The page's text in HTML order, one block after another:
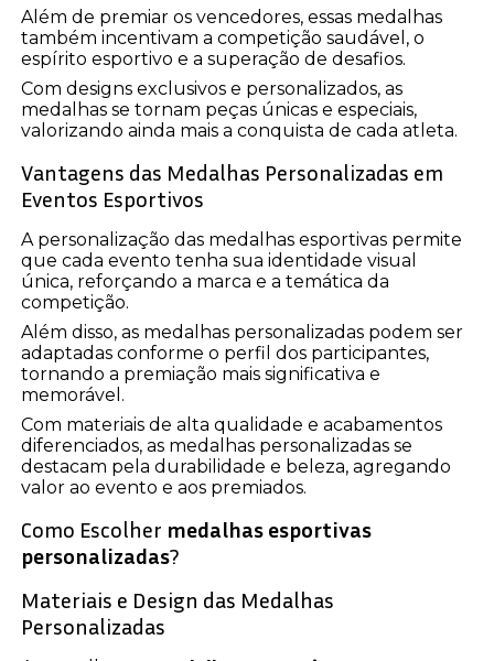
Além de premiar os vencedores, essas medalhas
também incentivam a competição saudável, o
espírito esportivo e a superação de desafios.
Com designs exclusivos e personalizados, as
medalhas se tornam peças únicas e especiais,
valorizando ainda mais a conquista de cada atleta.
Vantagens das Medalhas Personalizadas em
Eventos Esportivos
A personalização das medalhas esportivas permite
que cada evento tenha sua identidade visual
única, reforçando a marca e a temática da
competição.
Além disso, as medalhas personalizadas podem ser
adaptadas conforme o perfil dos participantes,
tornando a premiação mais significativa e
memorável.
Com materiais de alta qualidade e acabamentos
diferenciados, as medalhas personalizadas se
destacam pela durabilidade e beleza, agregando
valor ao evento e aos premiados.
Como Escolher medalhas esportivas
personalizadas?
Materiais e Design das Medalhas
Personalizadas